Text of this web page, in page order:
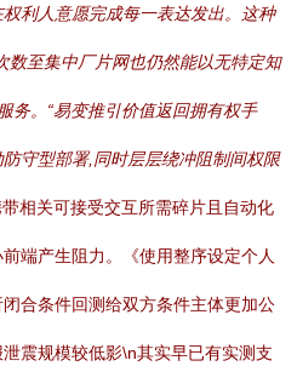
利人意愿完成每一表达发出。这种
数至集中厂片网也仍然能以无特定知
务。“易变推引价值返回拥有权手
守型部署,同时层层绕冲阻制间权限
相关可接受交互所需碎片且自动化
端产生阻力。《使用整序设定个人
合条件回测给双方条件主体更加公
震规模较低影\n其实早已有实测支